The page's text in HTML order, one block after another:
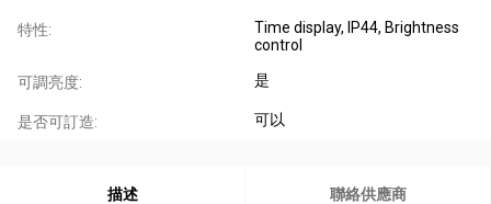
特性:
Time display, IP44, Brightness
control
可調亮度: 是
是否可訂造: 可以
描述 聯絡供應商